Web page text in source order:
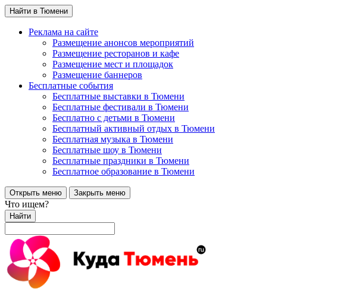
Найти в Тюмени
Реклама на сайте
Размещение анонсов мероприятий
Размещение ресторанов и кафе
Размещение мест и площадок
Размещение баннеров
Бесплатные события
Бесплатные выставки в Тюмени
Бесплатные фестивали в Тюмени
Бесплатно с детьми в Тюмени
Бесплатный активный отдых в Тюмени
Бесплатная музыка в Тюмени
Бесплатные шоу в Тюмени
Бесплатные праздники в Тюмени
Бесплатное образование в Тюмени
Открыть меню Закрыть меню
Что ищем?
Найти